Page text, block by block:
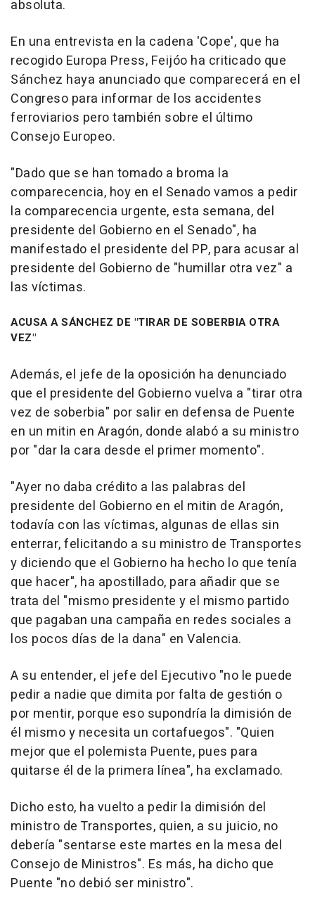
absoluta.
En una entrevista en la cadena 'Cope', que ha
recogido Europa Press, Feijóo ha criticado que
Sánchez haya anunciado que comparecerá en el
Congreso para informar de los accidentes
ferroviarios pero también sobre el último
Consejo Europeo.
"Dado que se han tomado a broma la
comparecencia, hoy en el Senado vamos a pedir
la comparecencia urgente, esta semana, del
presidente del Gobierno en el Senado", ha
manifestado el presidente del PP, para acusar al
presidente del Gobierno de "humillar otra vez" a
las víctimas.
ACUSA A SÁNCHEZ DE "TIRAR DE SOBERBIA OTRA
VEZ"
Además, el jefe de la oposición ha denunciado
que el presidente del Gobierno vuelva a "tirar otra
vez de soberbia" por salir en defensa de Puente
en un mitin en Aragón, donde alabó a su ministro
por "dar la cara desde el primer momento".
"Ayer no daba crédito a las palabras del
presidente del Gobierno en el mitin de Aragón,
todavía con las víctimas, algunas de ellas sin
enterrar, felicitando a su ministro de Transportes
y diciendo que el Gobierno ha hecho lo que tenía
que hacer", ha apostillado, para añadir que se
trata del "mismo presidente y el mismo partido
que pagaban una campaña en redes sociales a
los pocos días de la dana" en Valencia.
A su entender, el jefe del Ejecutivo "no le puede
pedir a nadie que dimita por falta de gestión o
por mentir, porque eso supondría la dimisión de
él mismo y necesita un cortafuegos". "Quien
mejor que el polemista Puente, pues para
quitarse él de la primera línea", ha exclamado.
Dicho esto, ha vuelto a pedir la dimisión del
ministro de Transportes, quien, a su juicio, no
debería "sentarse este martes en la mesa del
Consejo de Ministros". Es más, ha dicho que
Puente "no debió ser ministro".